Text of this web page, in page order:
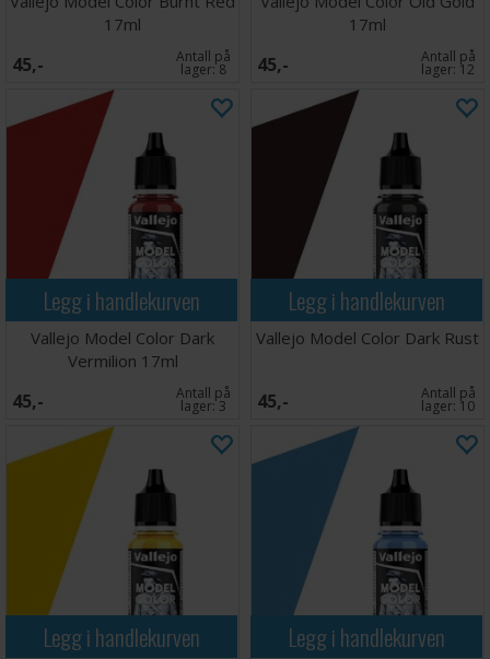
17ml
45,- Antall på
lager:8
17ml
45,- Antall på
lager: 12
Legg i handlekurven
Vallejo Model Color Dark
Vermilion 17ml
45,- Antall på
lager:3
Legg i handlekurven
Vallejo Model Color Dark Rust
45,- Antall på
lager: 10
Legg i handlekurven Legg i handlekurven